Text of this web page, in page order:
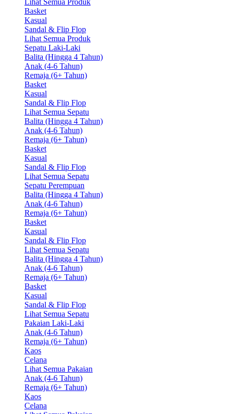
Basket
Kasual
Sandal & Flip Flop
Lihat Semua Produk
Sepatu Laki-Laki
Balita (Hingga 4 Tahun)
Anak (4-6 Tahun)
Remaja (6+ Tahun)
Basket
Kasual
Sandal & Flip Flop
Lihat Semua Sepatu
Balita (Hingga 4 Tahun)
Anak (4-6 Tahun)
Remaja (6+ Tahun)
Basket
Kasual
Sandal & Flip Flop
Lihat Semua Sepatu
Sepatu Perempuan
Balita (Hingga 4 Tahun)
Anak (4-6 Tahun)
Remaja (6+ Tahun)
Basket
Kasual
Sandal & Flip Flop
Lihat Semua Sepatu
Balita (Hingga 4 Tahun)
Anak (4-6 Tahun)
Remaja (6+ Tahun)
Basket
Kasual
Sandal & Flip Flop
Lihat Semua Sepatu
Pakaian Laki-Laki
Anak (4-6 Tahun)
Remaja (6+ Tahun)
Kaos
Celana
Lihat Semua Pakaian
Anak (4-6 Tahun)
Remaja (6+ Tahun)
Kaos
Celana